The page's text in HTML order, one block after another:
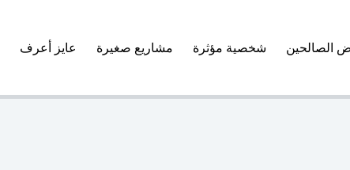
الصالحين شخصية مؤثرة مشاريع صغيرة عايز أعرف